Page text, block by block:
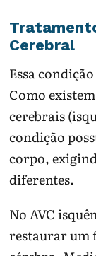
Cerebral
Essa
Como
cerebrais
condição
corpo,
diferentes.
No AVC
restaurar um